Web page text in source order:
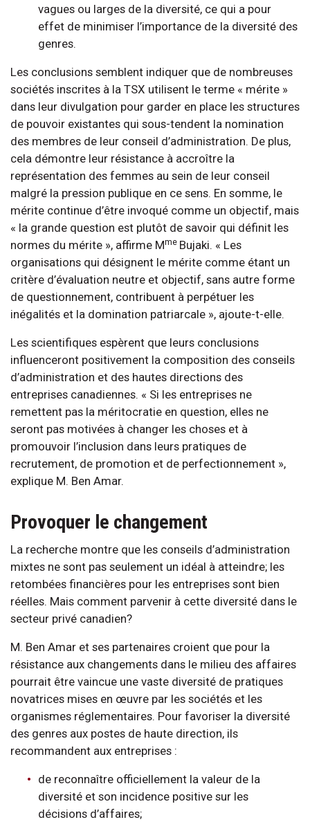
vagues ou larges de la diversité, ce qui a pour
effet de minimiser l’importance de la diversité des
genres.
Les conclusions semblent indiquer que de nombreuses
sociétés inscrites à la TSX utilisent le terme « mérite »
dans leur divulgation pour garder en place les structures
de pouvoir existantes qui sous-tendent la nomination
des membres de leur conseil d’administration. De plus,
cela démontre leur résistance à accroître la
représentation des femmes au sein de leur conseil
malgré la pression publique en ce sens. En somme, le
mérite continue d’être invoqué comme un objectif, mais
« la grande question est plutôt de savoir qui définit les
normes du mérite », affirme Mme Bujaki. « Les
organisations qui désignent le mérite comme étant un
critère d’évaluation neutre et objectif, sans autre forme
de questionnement, contribuent à perpétuer les
inégalités et la domination patriarcale », ajoute-t-elle.
Les scientifiques espèrent que leurs conclusions
influenceront positivement la composition des conseils
d’administration et des hautes directions des
entreprises canadiennes. « Si les entreprises ne
remettent pas la méritocratie en question, elles ne
seront pas motivées à changer les choses et à
promouvoir l’inclusion dans leurs pratiques de
recrutement, de promotion et de perfectionnement »,
explique M. Ben Amar.
Provoquer le changement
La recherche montre que les conseils d’administration
mixtes ne sont pas seulement un idéal à atteindre; les
retombées financières pour les entreprises sont bien
réelles. Mais comment parvenir à cette diversité dans le
secteur privé canadien?
M. Ben Amar et ses partenaires croient que pour la
résistance aux changements dans le milieu des affaires
pourrait être vaincue une vaste diversité de pratiques
novatrices mises en œuvre par les sociétés et les
organismes réglementaires. Pour favoriser la diversité
des genres aux postes de haute direction, ils
recommandent aux entreprises :
de reconnaître officiellement la valeur de la
diversité et son incidence positive sur les
décisions d’affaires;